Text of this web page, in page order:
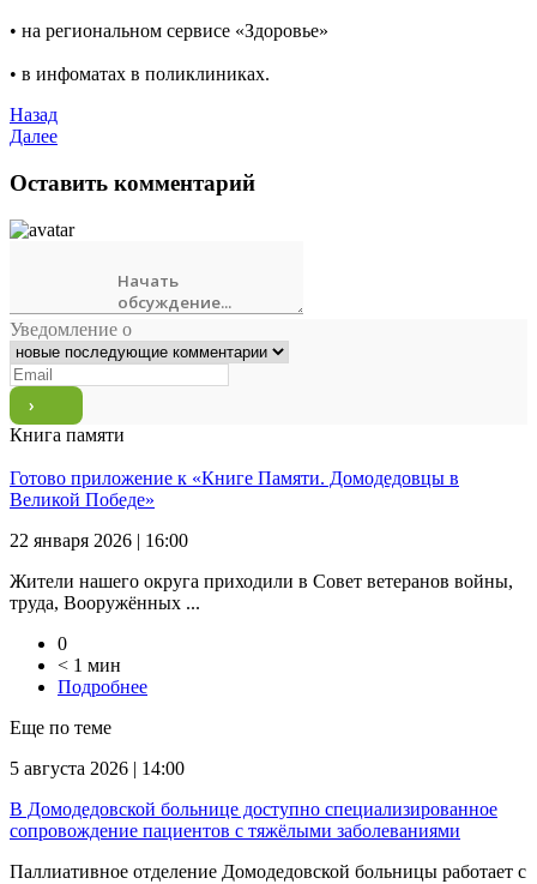
• на региональном сервисе «Здоровье»
• в инфоматах в поликлиниках.
Назад
Далее
Оставить комментарий
Уведомление о
Книга памяти
Готово приложение к «Книге Памяти. Домодедовцы в
Великой Победе»
22 января 2026 | 16:00
Жители нашего округа приходили в Совет ветеранов войны,
труда, Вооружённых ...
0
< 1 мин
Подробнее
Еще по теме
5 августа 2026 | 14:00
В Домодедовской больнице доступно специализированное
сопровождение пациентов с тяжёлыми заболеваниями
Паллиативное отделение Домодедовской больницы работает с